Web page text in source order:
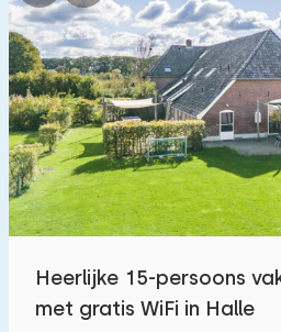
Heerlijke 15-persoons
met gratis WiFi in Halle